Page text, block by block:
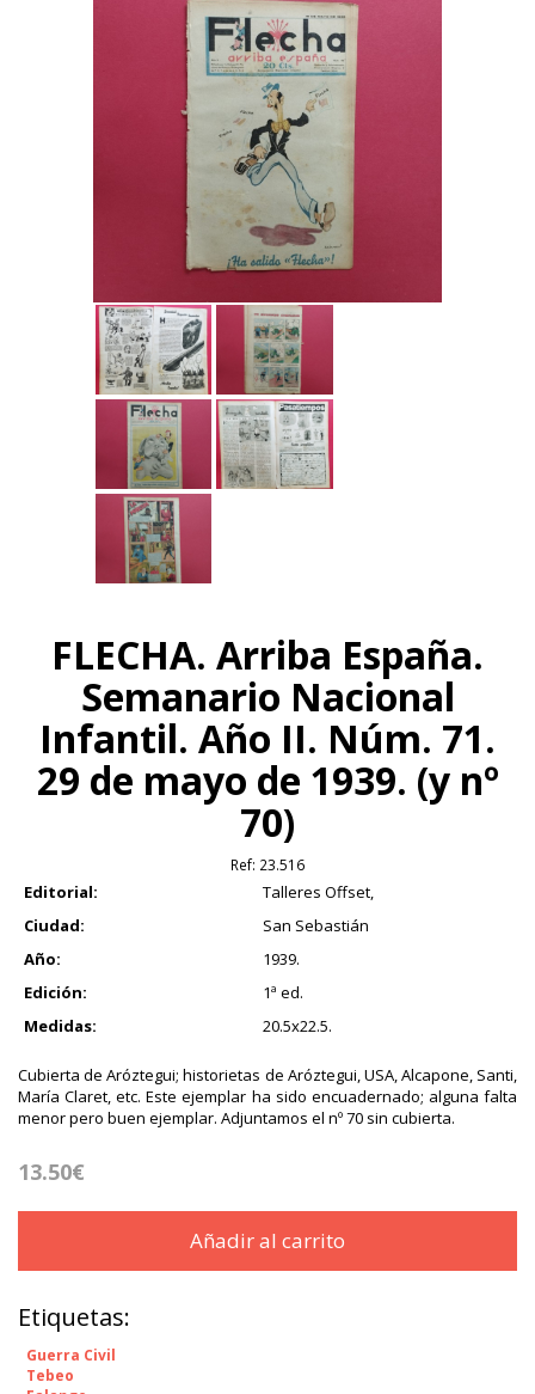
FLECHA. Arriba España.
Semanario Nacional
Infantil. Año II. Núm. 71.
29 de mayo de 1939. (y nº
70)
Ref: 23.516
Editorial:
Talleres Offset,
Ciudad:
San Sebastián
Año:
1939.
Edición:
1ª ed.
Medidas:
20.5x22.5.
Cubierta de Aróztegui; historietas de Aróztegui, USA, Alcapone, Santi,
María Claret, etc. Este ejemplar ha sido encuadernado; alguna falta
menor pero buen ejemplar. Adjuntamos el nº 70 sin cubierta.
13.50€
Añadir al carrito
Etiquetas:
Guerra Civil
Tebeo